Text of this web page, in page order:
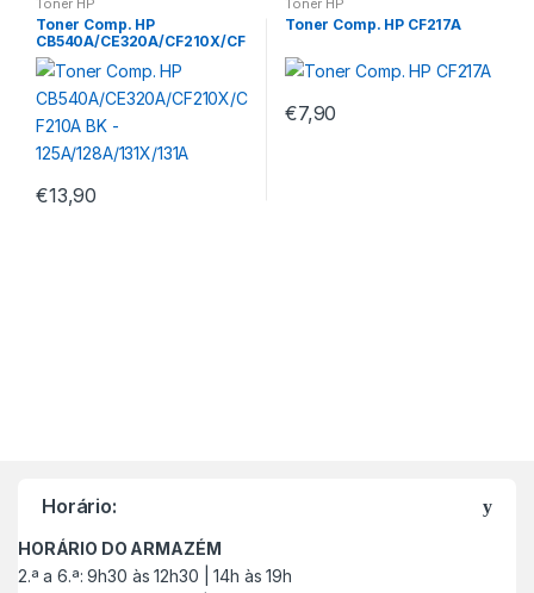
Toner Comp. HP
CB540A/CE320A/CF210X/CF
210A BK –
125A/128A/131X/131A
€13,90
Toner Comp. HP CF217A
€7,90
Horário:
HORÁRIO DO ARMAZÉM
2.ª a 6.ª: 9h30 às 12h30 | 14h às 19h